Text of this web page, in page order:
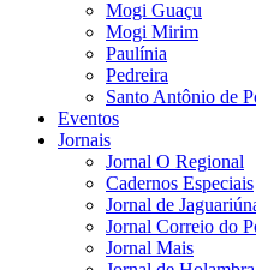
Mogi Guaçu
Mogi Mirim
Paulínia
Pedreira
Santo Antônio de
Eventos
Jornais
Jornal O Regional
Cadernos Especiais
Jornal de
Jornal Correio do
Jornal Mais